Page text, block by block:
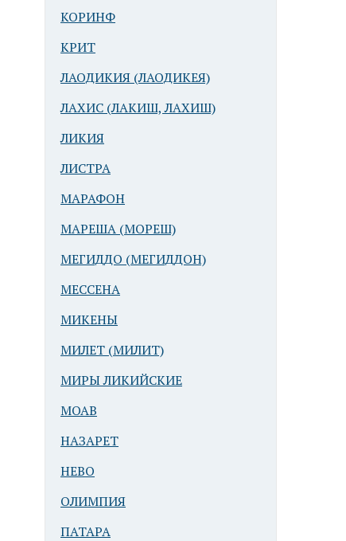
КОРИНФ
КРИТ
ЛАОДИКИЯ (ЛАОДИКЕЯ)
ЛАХИС (ЛАКИШ, ЛАХИШ)
ЛИКИЯ
ЛИСТРА
МАРАФОН
МАРЕША (МОРЕШ)
МЕГИДДО (МЕГИДДОН)
МЕССЕНА
МИКЕНЫ
МИЛЕТ (МИЛИТ)
МИРЫ ЛИКИЙСКИЕ
МОАВ
НАЗАРЕТ
НЕВО
ОЛИМПИЯ
ПАТАРА